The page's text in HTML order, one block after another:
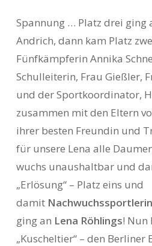
Spannung … Platz drei ging
Andrich, dann kam Platz
Fünfkämpferin Annika
Schulleiterin, Frau Gießler,
und der Sportkoordinator,
zusammen mit den Eltern
ihrer besten Freundin und
für unsere Lena alle
wuchs unaushaltbar und
„Erlösung“ – Platz eins und
damit
ging an Lena Röhlings! Nun
„Kuscheltier“ – den Berliner